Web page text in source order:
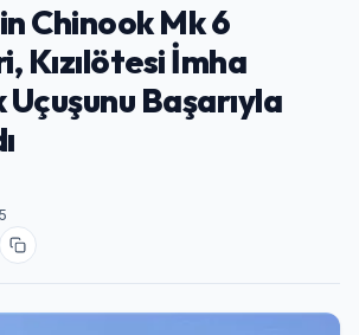
Chinook Mk 6
Kızılötesi İmha
Başarıyla